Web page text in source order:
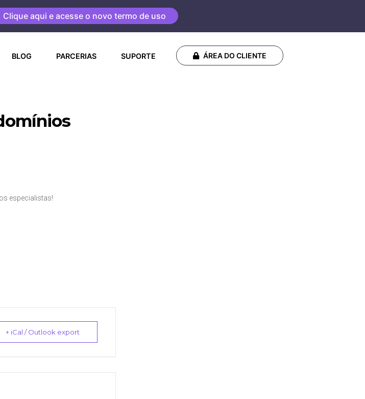
Clique aqui e acesse o novo termo de uso
BLOG PARCERIAS SUPORTE ÁREA DO CLIENTE
especialistas!
+ iCal / Outlook export